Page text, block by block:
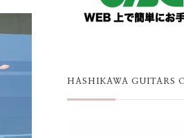
HASHIKAWA GUITARS